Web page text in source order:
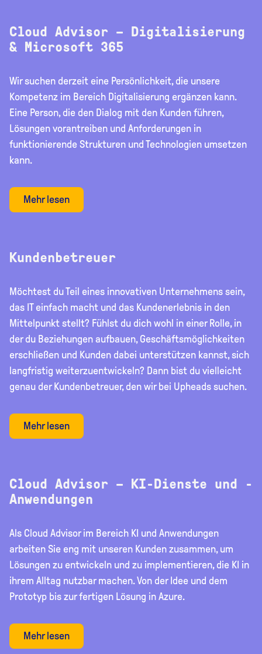
Cloud Advisor – Digitalisierung
& Microsoft 365
Wir suchen derzeit eine Persönlichkeit, die unsere
Kompetenz im Bereich Digitalisierung ergänzen kann.
Eine Person, die den Dialog mit den Kunden führen,
Lösungen vorantreiben und Anforderungen in
funktionierende Strukturen und Technologien umsetzen
kann.
Mehr lesen
Kundenbetreuer
Möchtest du Teil eines innovativen Unternehmens sein,
das IT einfach macht und das Kundenerlebnis in den
Mittelpunkt stellt? Fühlst du dich wohl in einer Rolle, in
der du Beziehungen aufbauen, Geschäftsmöglichkeiten
erschließen und Kunden dabei unterstützen kannst, sich
langfristig weiterzuentwickeln? Dann bist du vielleicht
genau der Kundenbetreuer, den wir bei Upheads suchen.
Mehr lesen
Cloud Advisor – KI-Dienste und -
Anwendungen
Als Cloud Advisor im Bereich KI und Anwendungen
arbeiten Sie eng mit unseren Kunden zusammen, um
Lösungen zu entwickeln und zu implementieren, die KI in
ihrem Alltag nutzbar machen. Von der Idee und dem
Prototyp bis zur fertigen Lösung in Azure.
Mehr lesen